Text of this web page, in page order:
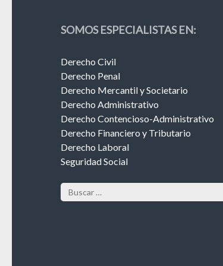
SOMOS ESPECIALISTAS EN:
Derecho Civil
Derecho Penal
Derecho Mercantil y Societario
Derecho Administrativo
Derecho Contencioso-Administrativo
Derecho Financiero y Tributario
Derecho Laboral
Seguridad Social
Buscar: